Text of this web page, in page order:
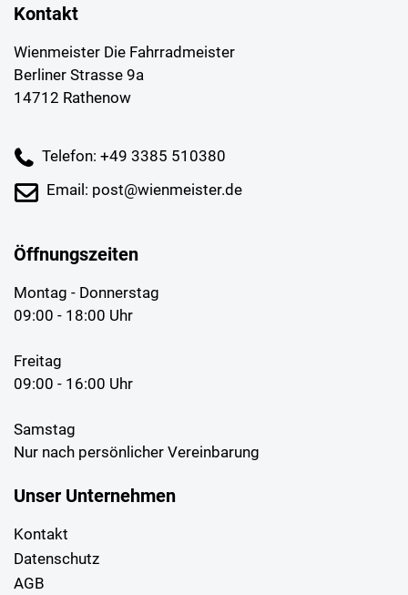
Kontakt
Wienmeister Die Fahrradmeister
Berliner Strasse 9a
14712 Rathenow
Telefon: +49 3385 510380
Email: post@wienmeister.de
Öffnungszeiten
Montag - Donnerstag
09:00 - 18:00 Uhr
Freitag
09:00 - 16:00 Uhr
Samstag
Nur nach persönlicher Vereinbarung
Unser Unternehmen
Kontakt
Datenschutz
AGB